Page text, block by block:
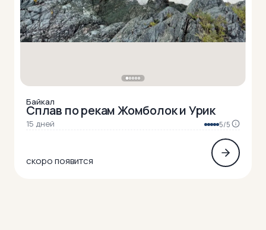
Байкал
Сплав по рекам Жомболок и Урик
15 дней 5/5
скоро появится